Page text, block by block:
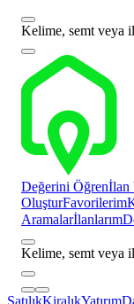
Kelime, semt veya
Değerini Öğrenİlan
OluşturFavorilerim
Aramalarİlanlarım
Kelime, semt veya
SatılıkKiralıkYatırım